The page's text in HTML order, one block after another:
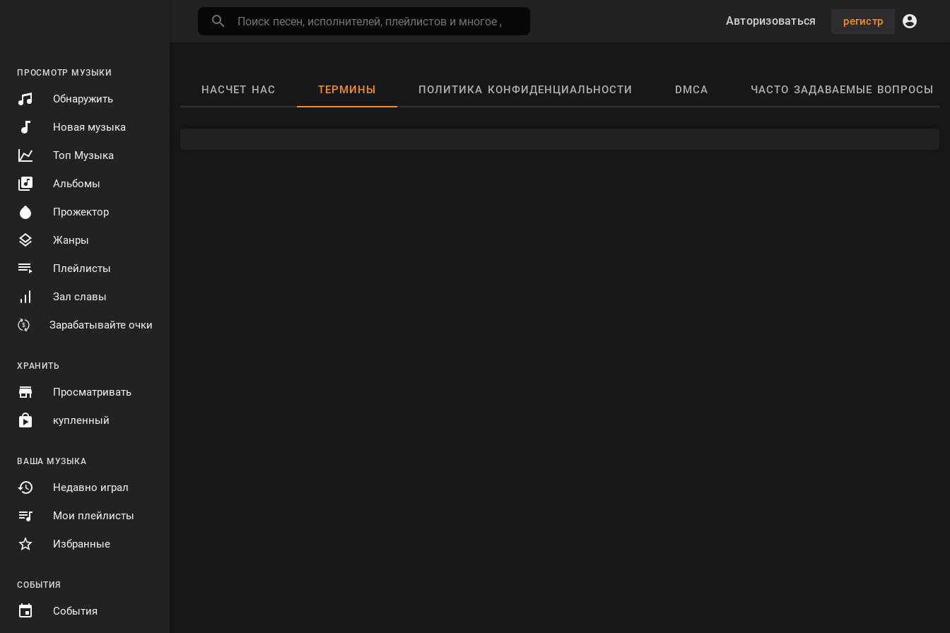
ПРОСМОТР МУЗЫКИ
Обнаружить
Новая музыка
Топ Музыка
Альбомы
Прожектор
Жанры
Плейлисты
Зал славы
Зарабатывайте очки
ХРАНИТЬ
Просматривать
купленный
ВАША МУЗЫКА
Недавно играл
Мои плейлисты
Избранные
СОБЫТИЯ
События
Авторизоваться регистр
НАСЧЕТ НАС ТЕРМИНЫ ПОЛИТИКА КОНФИДЕНЦИАЛЬНОСТИ DMCA ЧАСТО ЗАДАВАЕМЫЕ ВОПРОСЫ